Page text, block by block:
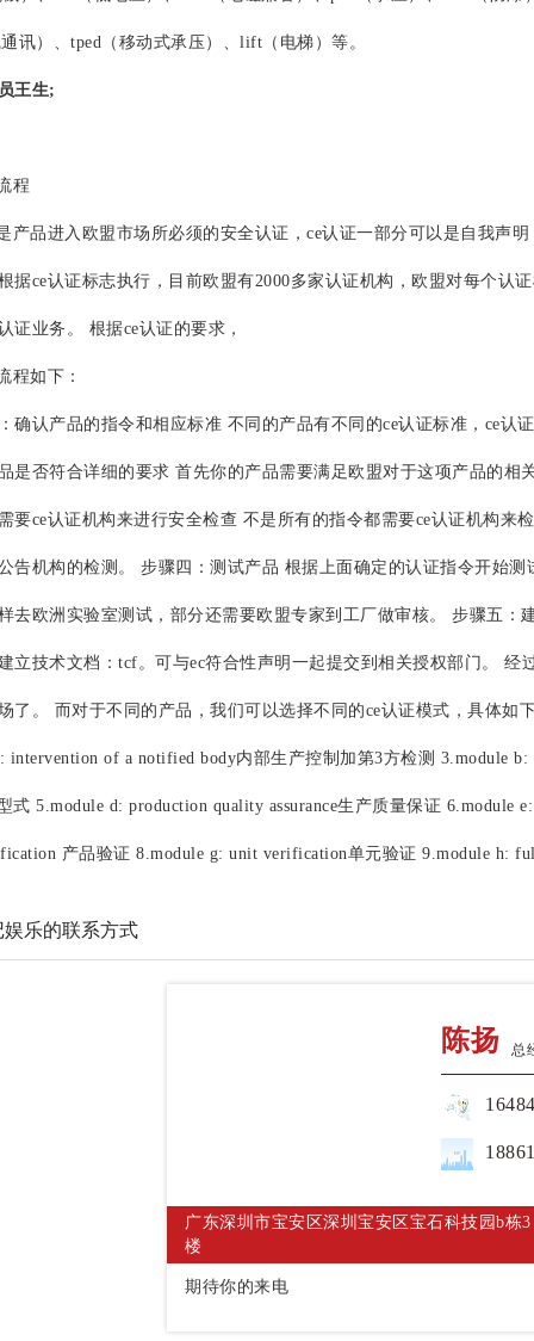
讯）、tped（移动式承压）、lift（电梯）等。
王生;
程
进入欧盟市场所必须的安全认证，ce认证一部分可以是自我声明
据ce认证标志执行，目前欧盟有2000多家认证机构，欧盟对每个认
证业务。 根据ce认证的要求，
如下：
产品的指令和相应标准 不同的产品有不同的ce认证标准，ce认
是否符合详细的要求 首先你的产品需要满足欧盟对于这项产品的相
要ce认证机构来进行安全检查 不是所有的指令都需要ce认证机构来
告机构的检测。 步骤四：测试产品 根据上面确定的认证指令开始
去欧洲实验室测试，部分还需要欧盟专家到工厂做审核。 步骤五
立技术文档：tcf。可与ec符合性声明一起提交到相关授权部门。 经
了。 而对于不同的产品，我们可以选择不同的ce认证模式，具体如
intervention of a notified body内部生产控制加第3方检测 3.module
式 5.module d: production quality assurance生产质量保证 6.module
产品验证 8.module g: unit verification单元验证 9.module h:
娱乐的联系方式
陈扬 总
广东深圳市宝安区深圳宝安区宝石科技园b栋3
楼
期待你的来电